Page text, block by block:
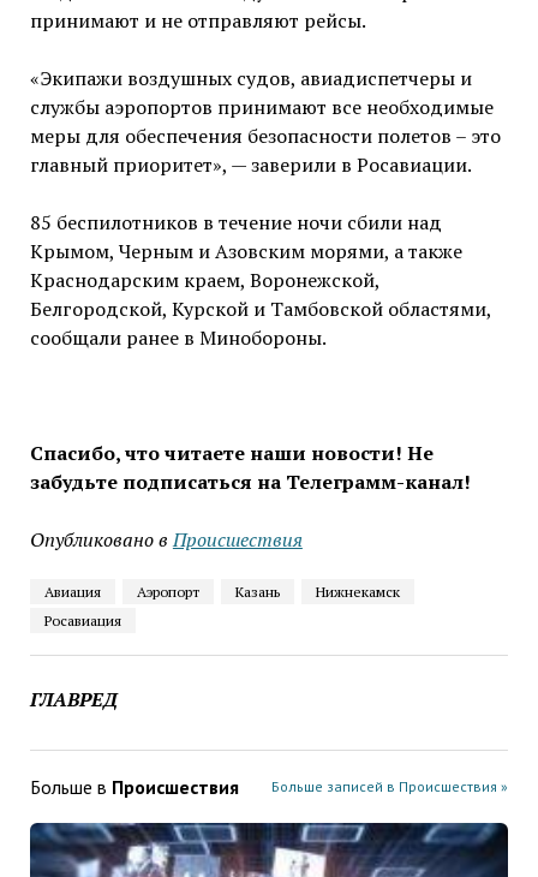
принимают и не отправляют рейсы.
«Экипажи воздушных судов, авиадиспетчеры и
службы аэропортов принимают все необходимые
меры для обеспечения безопасности полетов – это
главный приоритет», — заверили в Росавиации.
85 беспилотников в течение ночи сбили над
Крымом, Черным и Азовским морями, а также
Краснодарским краем, Воронежской,
Белгородской, Курской и Тамбовской областями,
сообщали ранее в Минобороны.
Спасибо, что читаете наши новости! Не
забудьте подписаться на Телеграмм-канал!
Опубликовано в Проиcшествия
Авиация Аэропорт Казань
Нижнекамск
Росавиация
ГЛАВРЕД
Больше в Проиcшествия Больше записей в Проиcшествия »